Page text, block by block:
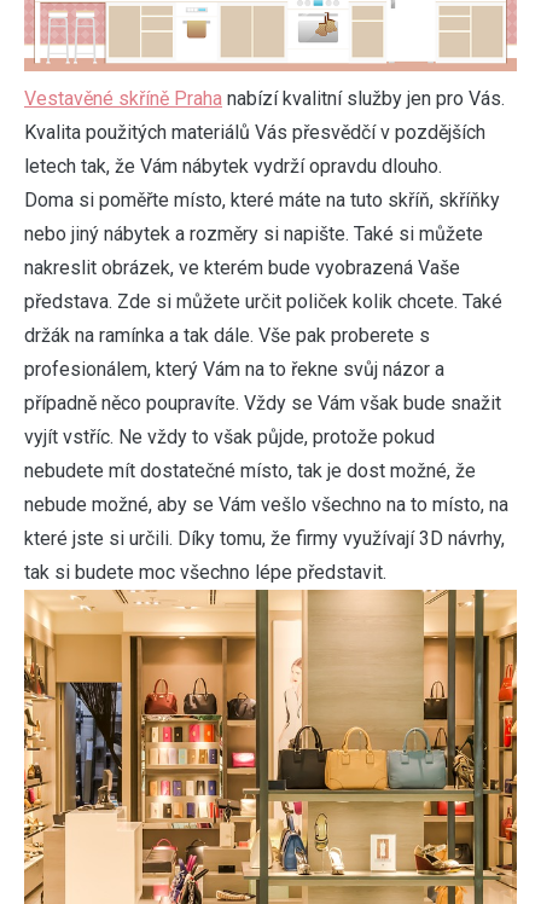
Vestavěné skříně Praha nabízí kvalitní služby jen pro Vás.
Kvalita použitých materiálů Vás přesvědčí v pozdějších
letech tak, že Vám nábytek vydrží opravdu dlouho.
Doma si poměřte místo, které máte na tuto skříň, skříňky
nebo jiný nábytek a rozměry si napište. Také si můžete
nakreslit obrázek, ve kterém bude vyobrazená Vaše
představa. Zde si můžete určit poliček kolik chcete. Také
držák na ramínka a tak dále. Vše pak proberete s
profesionálem, který Vám na to řekne svůj názor a
případně něco poupravíte. Vždy se Vám však bude snažit
vyjít vstříc. Ne vždy to však půjde, protože pokud
nebudete mít dostatečné místo, tak je dost možné, že
nebude možné, aby se Vám vešlo všechno na to místo, na
které jste si určili. Díky tomu, že firmy využívají 3D návrhy,
tak si budete moc všechno lépe představit.